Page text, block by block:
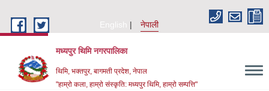
English
नेपाली
मध्यपुर थिमि नगरपालिका
थिमि, भक्तपुर, बागमती प्रदेश, नेपाल
"हाम्रो कला, हाम्रो संस्कृति: मध्यपुर थिमि, हाम्रो सम्पत्ति"